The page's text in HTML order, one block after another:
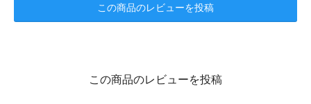
この商品のレビューを投稿
この商品のレビューを投稿